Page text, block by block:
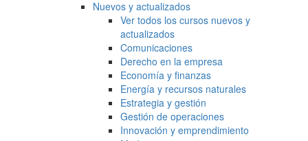
Nuevos y actualizados
Ver todos los cursos nuevos y
actualizados
Comunicaciones
Derecho en la empresa
Economía y finanzas
Energía y recursos naturales
Estrategia y gestión
Gestión de operaciones
Innovación y emprendimiento